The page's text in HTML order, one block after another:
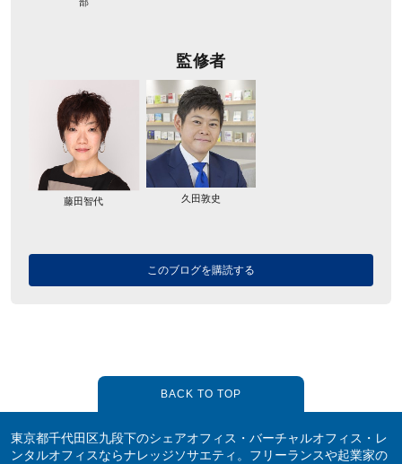
監修者
藤田智代 久田敦史
このブログを購読する
BACK TO TOP
東京都千代田区九段下のシェアオフィス・バーチャルオフィス・レ
ンタルオフィスならナレッジソサエティ。フリーランスや起業家の